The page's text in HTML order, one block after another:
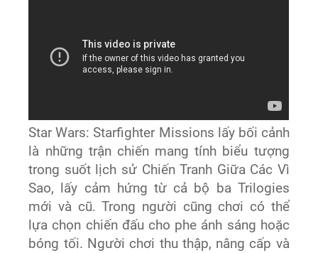
Star Wars: Starfighter Missions lấy bối cảnh
là những trận chiến mang tính biểu tượng
trong suốt lịch sử Chiến Tranh Giữa Các Vì
Sao, lấy cảm hứng từ cả bộ ba Trilogies
mới và cũ. Trong người cũng chơi có thể
lựa chọn chiến đấu cho phe ánh sáng hoặc
bóng tối. Người chơi thu thập, nâng cấp và